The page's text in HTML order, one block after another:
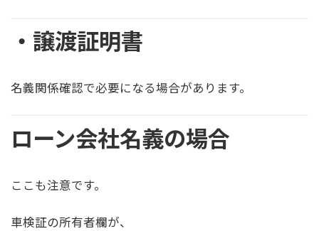
・譲渡証明書
名義関係確認で必要になる場合があります。
ローン会社名義の場合
ここも注意です。
車検証の所有者欄が、